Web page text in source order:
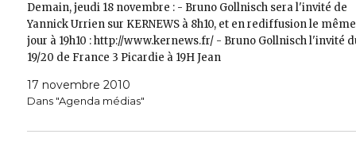
Demain, jeudi 18 novembre : - Bruno Gollnisch sera l'invité de
Yannick Urrien sur KERNEWS à 8h10, et en rediffusion le même
jour à 19h10 : http://www.kernews.fr/ - Bruno Gollnisch l'invité
19/20 de France 3 Picardie à 19H Jean
17 novembre 2010
Dans "Agenda médias"